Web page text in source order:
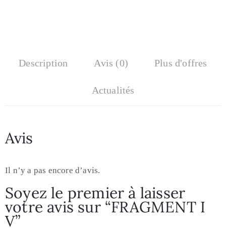
Description Avis (0) Plus d'offres
Actualités
Avis
Il n’y a pas encore d’avis.
Soyez le premier à laisser
votre avis sur “FRAGMENT I
V”